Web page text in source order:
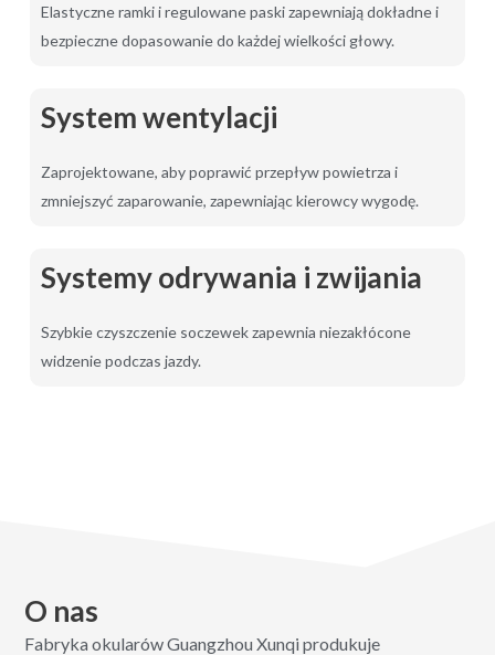
Elastyczne ramki i regulowane paski zapewniają dokładne i
bezpieczne dopasowanie do każdej wielkości głowy.
System wentylacji
Zaprojektowane, aby poprawić przepływ powietrza i
zmniejszyć zaparowanie, zapewniając kierowcy wygodę.
Systemy odrywania i zwijania
Szybkie czyszczenie soczewek zapewnia niezakłócone
widzenie podczas jazdy.
O nas
Fabryka okularów Guangzhou Xunqi produkuje